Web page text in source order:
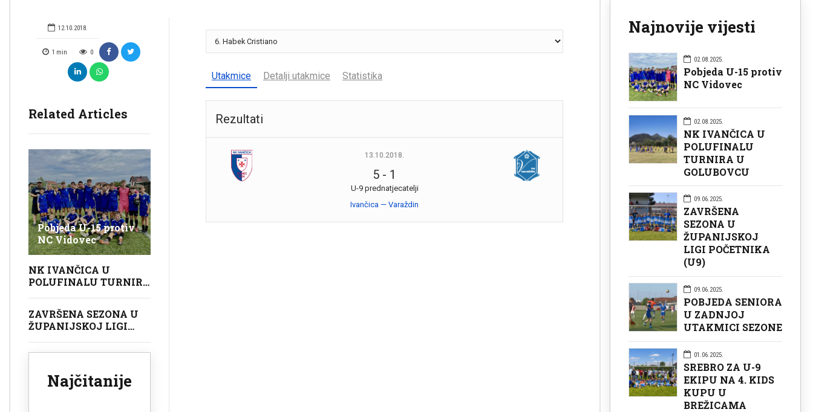
12.10.2018.
1 min 0
Related Articles
Pobjeda U-15 protiv
NC Vidovec
NK IVANČICA U
POLUFINALU TURNIRA
ZAVRŠENA SEZONA U
ŽUPANIJSKOJ LIGI
Najčitanije
Utakmice Detalji utakmice Statistika
Rezultati
13.10.2018.
5 - 1
U-9 prednatjecatelji
Ivančica — Varaždin
Najnovije vijesti
02.08.2025.
Pobjeda U-15 protiv
NC Vidovec
02.08.2025.
NK IVANČICA U
POLUFINALU
TURNIRA U
GOLUBOVCU
09.06.2025.
ZAVRŠENA
SEZONA U
ŽUPANIJSKOJ
LIGI POČETNIKA
(U9)
09.06.2025.
POBJEDA SENIORA
U ZADNJOJ
UTAKMICI SEZONE
01.06.2025.
SREBRO ZA U-9
EKIPU NA 4. KIDS
KUPU U
BREŽICAMA